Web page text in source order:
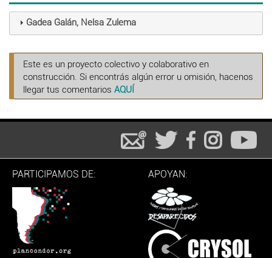
Gadea Galán, Nelsa Zulema
Este es un proyecto colectivo y colaborativo en
construcción. Si encontrás algún error u omisión, hacenos
llegar tus comentarios AQUÍ
PARTICIPAMOS DE: APOYAN: